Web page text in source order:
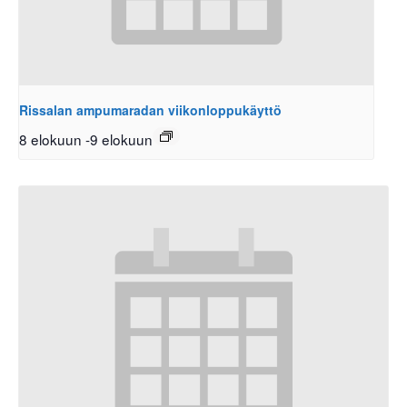
Rissalan ampumaradan viikonloppukäyttö
8 elokuun -9 elokuun